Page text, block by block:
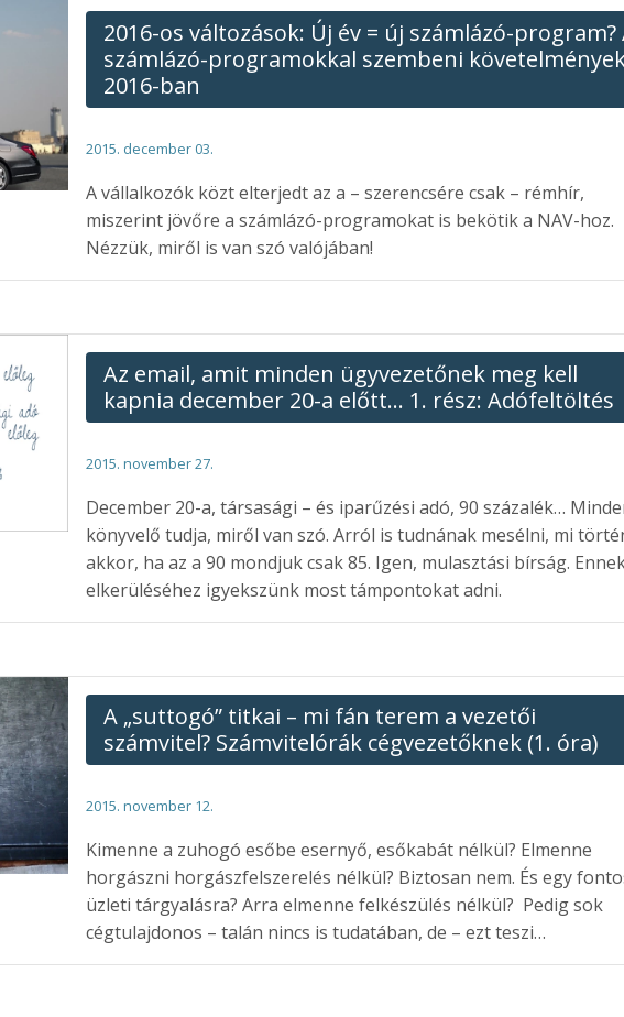
2016-os változások: Új év = új számlázó-program?
számlázó-programokkal szembeni
2016-ban
2015. december 03.
A vállalkozók közt elterjedt az a – szerencsére csak – rémhír,
miszerint jövőre a számlázó-programokat is bekötik a NAV-hoz.
Nézzük, miről is van szó valójában!
Az email, amit minden ügyvezetőnek meg kell
kapnia december 20-a előtt… 1. rész: Adófeltöltés
2015. november 27.
December 20-a, társasági – és iparűzési adó, 90 százalék…
könyvelő tudja, miről van szó. Arról is tudnának mesélni, mi
akkor, ha az a 90 mondjuk csak 85. Igen, mulasztási bírság.
elkerüléséhez igyekszünk most támpontokat adni.
A „suttogó” titkai – mi fán terem a vezetői
számvitel? Számvitelórák cégvezetőknek (1. óra)
2015. november 12.
Kimenne a zuhogó esőbe esernyő, esőkabát nélkül? Elmenne
horgászni horgászfelszerelés nélkül? Biztosan nem. És egy
üzleti tárgyalásra? Arra elmenne felkészülés nélkül? Pedig sok
cégtulajdonos – talán nincs is tudatában, de – ezt teszi…